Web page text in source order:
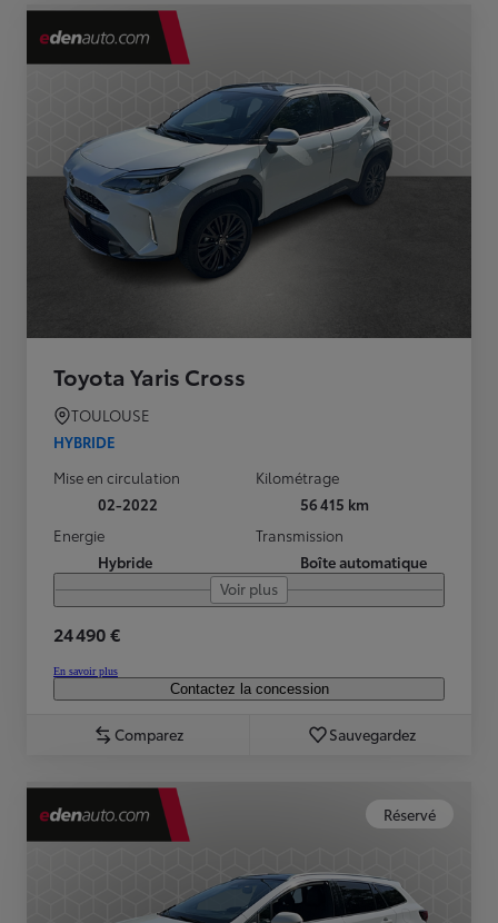
Toyota Yaris Cross
TOULOUSE
HYBRIDE
Mise en circulation
02-2022
Kilométrage
56 415 km
Energie
Hybride
Transmission
Boîte automatique
Voir plus
24 490 €
En savoir plus
Contactez la concession
Comparez Sauvegardez
Réservé